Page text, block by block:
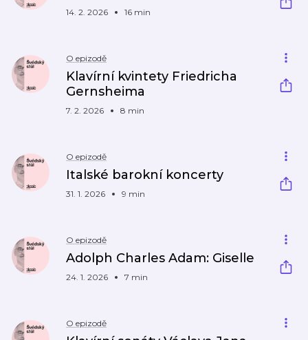
14. 2. 2026 16 min
O epizodě
Klavírní kvintety Friedricha
Gernsheima
7. 2. 2026 8 min
O epizodě
Italské barokní koncerty
31. 1. 2026 9 min
O epizodě
Adolph Charles Adam: Giselle
24. 1. 2026 7 min
O epizodě